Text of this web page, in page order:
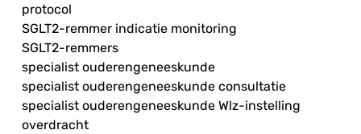
protocol
SGLT2-remmer indicatie monitoring
SGLT2-remmers
specialist ouderengeneeskunde
specialist ouderengeneeskunde consultatie
specialist ouderengeneeskunde Wlz-instelling
overdracht